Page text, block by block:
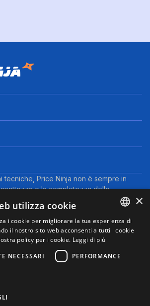
tecniche, Price Ninja non è sempre in
o la completezza delle
negozi. Pertanto, a causa della natura
Ninja, in caso di divergenze tra le
su Price Ninja e quelle presenti sul
faranno fede queste ultime. I prezzi
le tasse, ad eccezione dei veicoli nuovi
spese di spedizione).
al Programma Partner di eBay. Potremmo
per gli acquisti idonei effettuati
su questa pagina.
P.IVA 06681730484
ENGLISH
×
utilizza cookie
i cookie per migliorare la tua esperienza di
il nostro sito web acconsenti a tutti i cookie
policy per i cookie. Leggi di più
NECESSARI
PERFORMANCE